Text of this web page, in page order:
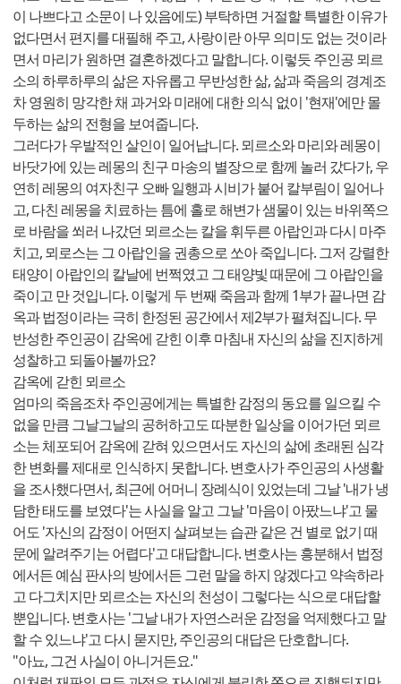
이 나쁘다고 소문이 나 있음에도) 부탁하면 거절할 특별한 이유가
없다면서 편지를 대필해 주고, 사랑이란 아무 의미도 없는 것이라
면서 마리가 원하면 결혼하겠다고 말합니다. 이렇듯 주인공 뫼르
소의 하루하루의 삶은 자유롭고 무반성한 삶, 삶과 죽음의 경계조
차 영원히 망각한 채 과거와 미래에 대한 의식 없이 '현재'에만 몰
두하는 삶의 전형을 보여줍니다.
그러다가 우발적인 살인이 일어납니다. 뫼르소와 마리와 레몽이
바닷가에 있는 레몽의 친구 마송의 별장으로 함께 놀러 갔다가, 우
연히 레몽의 여자친구 오빠 일행과 시비가 붙어 칼부림이 일어나
고, 다친 레몽을 치료하는 틈에 홀로 해변가 샘물이 있는 바위쪽으
로 바람을 쐬러 나갔던 뫼르소는 칼을 휘두른 아랍인과 다시 마주
치고, 뫼로스는 그 아랍인을 권총으로 쏘아 죽입니다. 그저 강렬한
태양이 아랍인의 칼날에 번쩍였고 그 태양빛 때문에 그 아랍인을
죽이고 만 것입니다. 이렇게 두 번째 죽음과 함께 1부가 끝나면 감
옥과 법정이라는 극히 한정된 공간에서 제2부가 펼쳐집니다. 무
반성한 주인공이 감옥에 갇힌 이후 마침내 자신의 삶을 진지하게
성찰하고 되돌아볼까요?
감옥에 갇힌 뫼르소
엄마의 죽음조차 주인공에게는 특별한 감정의 동요를 일으킬 수
없을 만큼 그날그날의 공허하고도 따분한 일상을 이어가던 뫼르
소는 체포되어 감옥에 갇혀 있으면서도 자신의 삶에 초래된 심각
한 변화를 제대로 인식하지 못합니다. 변호사가 주인공의 사생활
을 조사했다면서, 최근에 어머니 장례식이 있었는데 그날 '내가 냉
담한 태도를 보였다'는 사실을 알고 그날 '마음이 아팠느냐'고 물
어도 '자신의 감정이 어떤지 살펴보는 습관 같은 건 별로 없기 때
문에 알려주기는 어렵다'고 대답합니다. 변호사는 흥분해서 법정
에서든 예심 판사의 방에서든 그런 말을 하지 않겠다고 약속하라
고 다그치지만 뫼르소는 자신의 천성이 그렇다는 식으로 대답할
뿐입니다. 변호사는 '그날 내가 자연스러운 감정을 억제했다고 말
할 수 있느냐'고 다시 묻지만, 주인공의 대답은 단호합니다.
"아뇨, 그건 사실이 아니거든요."